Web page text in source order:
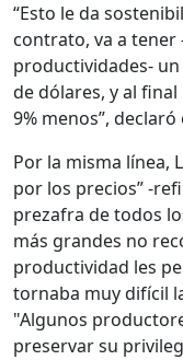
“Esto le da
contrato, va a tener
productividades-
de dólares, y al
9% menos”,
Por la misma línea,
por los precios” -
prezafra de todos
más grandes no
productividad les
tornaba muy difícil
"Algunos
preservar su